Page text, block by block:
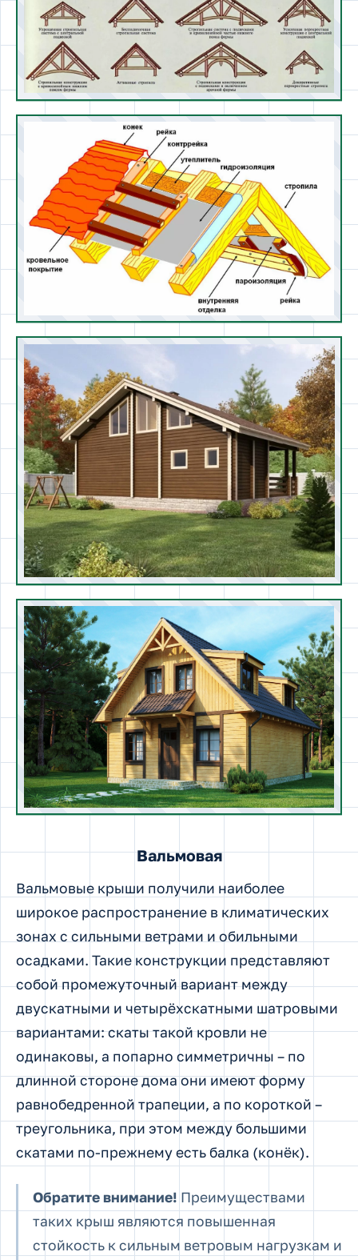
Вальмовая
Вальмовые крыши получили наиболее
широкое распространение в климатических
зонах с сильными ветрами и обильными
осадками. Такие конструкции представляют
собой промежуточный вариант между
двускатными и четырёхскатными шатровыми
вариантами: скаты такой кровли не
одинаковы, а попарно симметричны – по
длинной стороне дома они имеют форму
равнобедренной трапеции, а по короткой –
треугольника, при этом между большими
скатами по-прежнему есть балка (конёк).
Обратите внимание! Преимуществами
таких крыш являются повышенная
стойкость к сильным ветровым нагрузкам и